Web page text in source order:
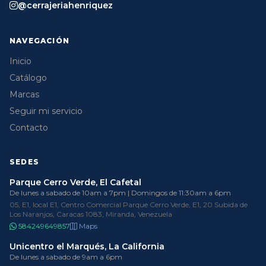
@cerrajeriahenriquez
NAVEGACIÓN
Inicio
Catálogo
Marcas
Seguir mi servicio
Contacto
SEDES
Parque Cerro Verde, El Cafetal
De lunes a sabado de 10am a 7pm | Domingos de 11:30am a 6pm
05, E1, local E1, Centro Comercial Parque Cerro Verde, E1, 20 Subida de
Los Naranjos, Caracas 1083, Miranda, Venezuela
584249649857
Maps
Unicentro el Marqués, La California
De lunes a sabado de 9am a 6pm